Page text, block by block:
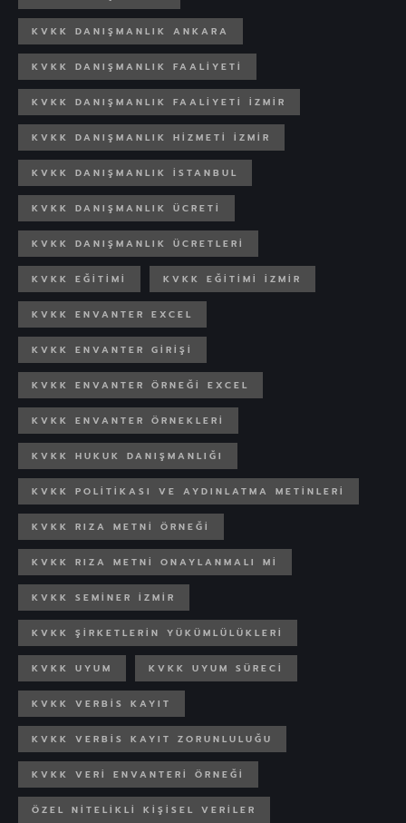
KVKK DANIŞMANLIK ANKARA
KVKK DANIŞMANLIK FAALIYETI
KVKK DANIŞMANLIK FAALIYETI IZMIR
KVKK DANIŞMANLIK HIZMETI İZMIR
KVKK DANIŞMANLIK İSTANBUL
KVKK DANIŞMANLIK ÜCRETİ
KVKK DANIŞMANLIK ÜCRETLERI
KVKK EĞITIMI KVKK EĞITIMI İZMIR
KVKK ENVANTER EXCEL
KVKK ENVANTER GIRIŞI
KVKK ENVANTER ÖRNEĞI EXCEL
KVKK ENVANTER ÖRNEKLERI
KVKK HUKUK DANIŞMANLIĞI
KVKK POLITIKASI VE AYDINLATMA METINLERI
KVKK RIZA METNI ÖRNEĞI
KVKK RIZA METNI ONAYLANMALI MI
KVKK SEMINER İZMIR
KVKK ŞIRKETLERIN YÜKÜMLÜLÜKLERI
KVKK UYUM KVKK UYUM SÜRECI
KVKK VERBİS KAYIT
KVKK VERBİS KAYIT ZORUNLULUĞU
KVKK VERI ENVANTERI ÖRNEĞI
ÖZEL NITELIKLI KIŞISEL VERILER